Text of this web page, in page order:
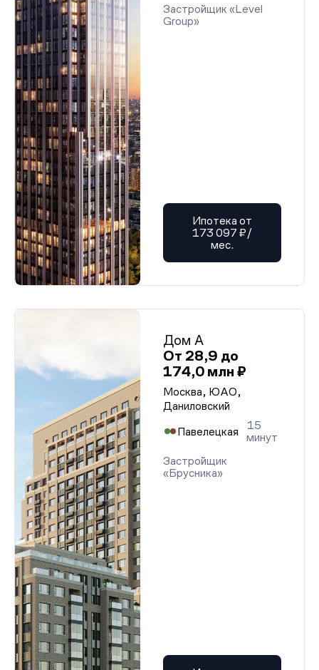
Застройщик «Level
Group»
Ипотека от
173 097 ₽/
мес.
Дом А
От 28,9 до
174,0 млн ₽
Москва, ЮАО,
Даниловский
Павелецкая
15
минут
Застройщик
«Брусника»